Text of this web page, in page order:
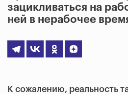
зацикливаться на
ней в нерабочее
К сожалению, реальность